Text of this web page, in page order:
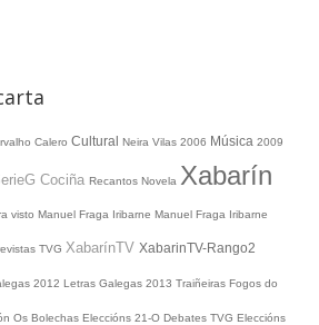
Calero Cultural Neira Vilas 2006 Música 2009
Cociña Recantos Novela Xabarín
visto Manuel Fraga Iribarne Manuel Fraga Iribarne
TVG XabarínTV XabarinTV-Rango2
2012 Letras Galegas 2013 Traiñeiras Fogos do
Os Bolechas Eleccións 21-O Debates TVG Eleccións